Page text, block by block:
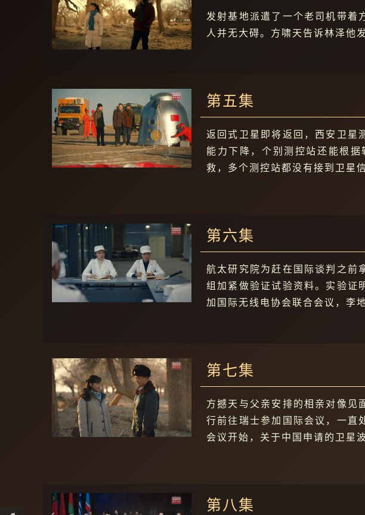
发射基地派遣了一个老司机带着
人并无大碍。方啸天告诉林泽他
第五集
返回式卫星即将返回，西安卫星
能力下降，个别测控站还能根
救，多个测控站都没有接到卫星
第六集
航太研究院为赶在国际谈判之前
组加紧做验证试验资料。实验证
加国际无线电协会联合会议，李
第七集
方撼天与父亲安排的相亲对像见
行前往瑞士参加国际会议，一直
会议开始，关于中国申请的卫星
第八集